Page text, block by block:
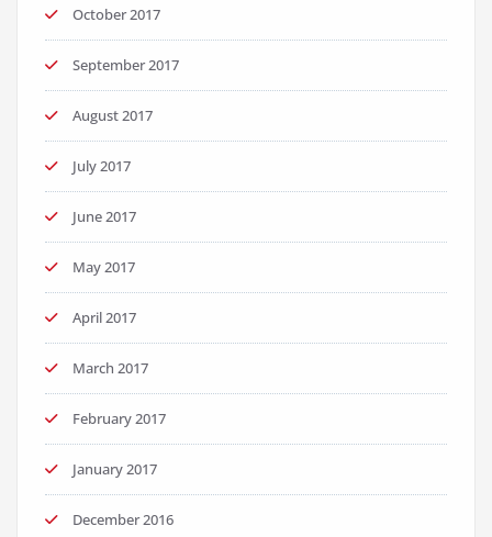
October 2017
September 2017
August 2017
July 2017
June 2017
May 2017
April 2017
March 2017
February 2017
January 2017
December 2016